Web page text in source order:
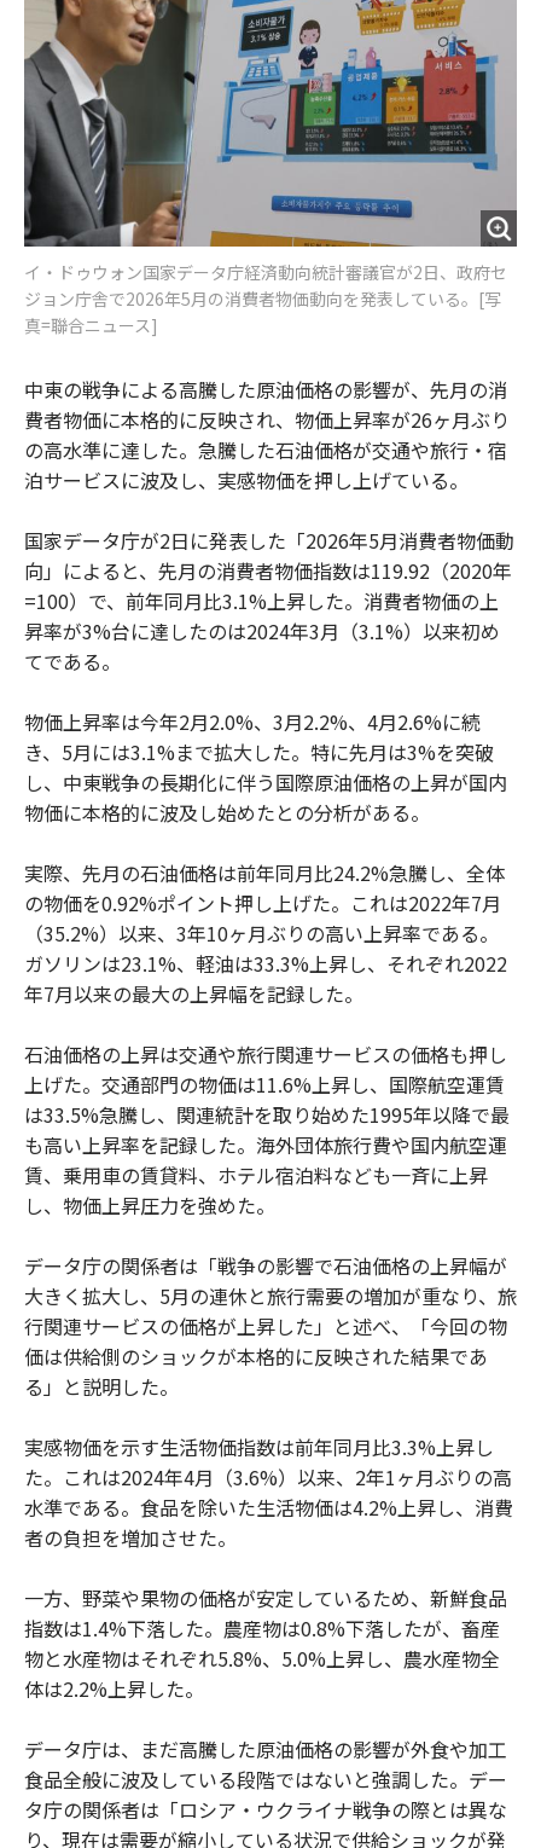
イ・ドゥウォン国家データ庁経済動向統計審議官が2日、政府セ
ジョン庁舎で2026年5月の消費者物価動向を発表している。[写
真=聯合ニュース]
中東の戦争による高騰した原油価格の影響が、先月の消
費者物価に本格的に反映され、物価上昇率が26ヶ月ぶり
の高水準に達した。急騰した石油価格が交通や旅行・宿
泊サービスに波及し、実感物価を押し上げている。
国家データ庁が2日に発表した「2026年5月消費者物価動
向」によると、先月の消費者物価指数は119.92（2020年
=100）で、前年同月比3.1%上昇した。消費者物価の上
昇率が3%台に達したのは2024年3月（3.1%）以来初め
てである。
物価上昇率は今年2月2.0%、3月2.2%、4月2.6%に続
き、5月には3.1%まで拡大した。特に先月は3%を突破
し、中東戦争の長期化に伴う国際原油価格の上昇が国内
物価に本格的に波及し始めたとの分析がある。
実際、先月の石油価格は前年同月比24.2%急騰し、全体
の物価を0.92%ポイント押し上げた。これは2022年7月
（35.2%）以来、3年10ヶ月ぶりの高い上昇率である。
ガソリンは23.1%、軽油は33.3%上昇し、それぞれ2022
年7月以来の最大の上昇幅を記録した。
石油価格の上昇は交通や旅行関連サービスの価格も押し
上げた。交通部門の物価は11.6%上昇し、国際航空運賃
は33.5%急騰し、関連統計を取り始めた1995年以降で最
も高い上昇率を記録した。海外団体旅行費や国内航空運
賃、乗用車の賃貸料、ホテル宿泊料なども一斉に上昇
し、物価上昇圧力を強めた。
データ庁の関係者は「戦争の影響で石油価格の上昇幅が
大きく拡大し、5月の連休と旅行需要の増加が重なり、旅
行関連サービスの価格が上昇した」と述べ、「今回の物
価は供給側のショックが本格的に反映された結果であ
る」と説明した。
実感物価を示す生活物価指数は前年同月比3.3%上昇し
た。これは2024年4月（3.6%）以来、2年1ヶ月ぶりの高
水準である。食品を除いた生活物価は4.2%上昇し、消費
者の負担を増加させた。
一方、野菜や果物の価格が安定しているため、新鮮食品
指数は1.4%下落した。農産物は0.8%下落したが、畜産
物と水産物はそれぞれ5.8%、5.0%上昇し、農水産物全
体は2.2%上昇した。
データ庁は、まだ高騰した原油価格の影響が外食や加工
食品全般に波及している段階ではないと強調した。デー
タ庁の関係者は「ロシア・ウクライナ戦争の際とは異な
り、現在は需要が縮小している状況で供給ショックが発